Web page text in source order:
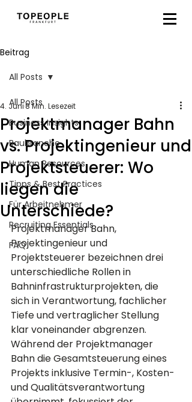
Beitrag
All Posts
Business Insights
Baubranche
Human Resources
Tipps & Best Practices
Für Arbeitnehmer
Recruiting Essentials
FAQ
All Posts
Projektmanager Bahn
vs. Projektingenieur und
Projektsteuerer: Wo
liegen die
Unterschiede?
4. Juni8 Min. Lesezeit
Projektmanager Bahn,
Projektingenieur und
Projektsteuerer bezeichnen drei
unterschiedliche Rollen in
Bahninfrastrukturprojekten, die
sich in Verantwortung, fachlicher
Tiefe und vertraglicher Stellung
klar voneinander abgrenzen.
Während der Projektmanager
Bahn die Gesamtsteuerung eines
Projekts inklusive Termin-, Kosten-
und Qualitätsverantwortung